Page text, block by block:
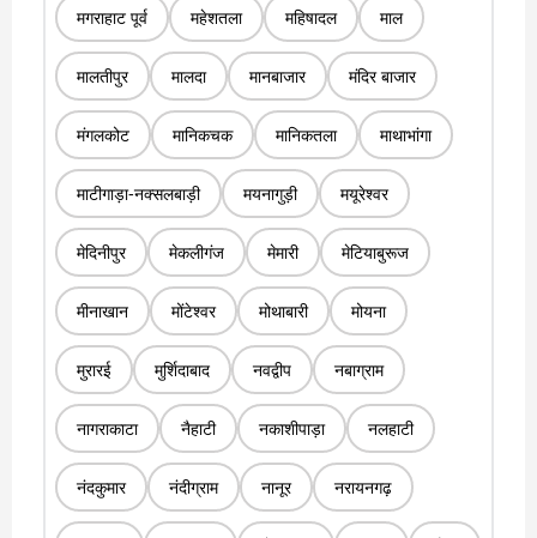
मगराहाट पूर्व महेशतला महिषादल माल
मालतीपुर मालदा मानबाजार मंदिर बाजार
मंगलकोट मानिकचक मानिकतला माथाभांगा
माटीगाड़ा-नक्सलबाड़ी मयनागुड़ी मयूरेश्वर
मेदिनीपुर मेकलीगंज मेमारी मेटियाबुरूज
मीनाखान मोंटेश्वर मोथाबारी मोयना
मुरारई मुर्शिदाबाद नवद्वीप नबाग्राम
नागराकाटा नैहाटी नकाशीपाड़ा नलहाटी
नंदकुमार नंदीग्राम नानूर नरायनगढ़